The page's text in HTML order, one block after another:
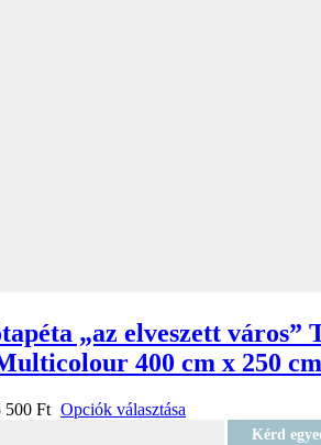
„az elveszett város”
400 cm x 250 cm
500 Ft Opciók választása
Kérd